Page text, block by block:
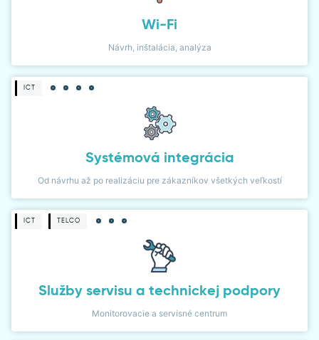
Wi-Fi
Návrh, inštalácia, analýza
ICT
Systémová integrácia
Od návrhu až po realizáciu pre zákazníkov všetkých veľkostí
ICT TELCO
Služby servisu a technickej podpory
Monitorovacie a servisné centrum